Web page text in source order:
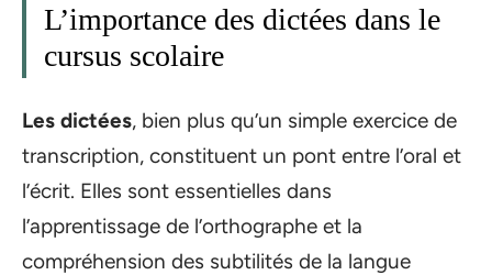
L’importance des dictées dans le
cursus scolaire
Les dictées, bien plus qu’un simple exercice de
transcription, constituent un pont entre l’oral et
l’écrit. Elles sont essentielles dans
l’apprentissage de l’orthographe et la
compréhension des subtilités de la langue